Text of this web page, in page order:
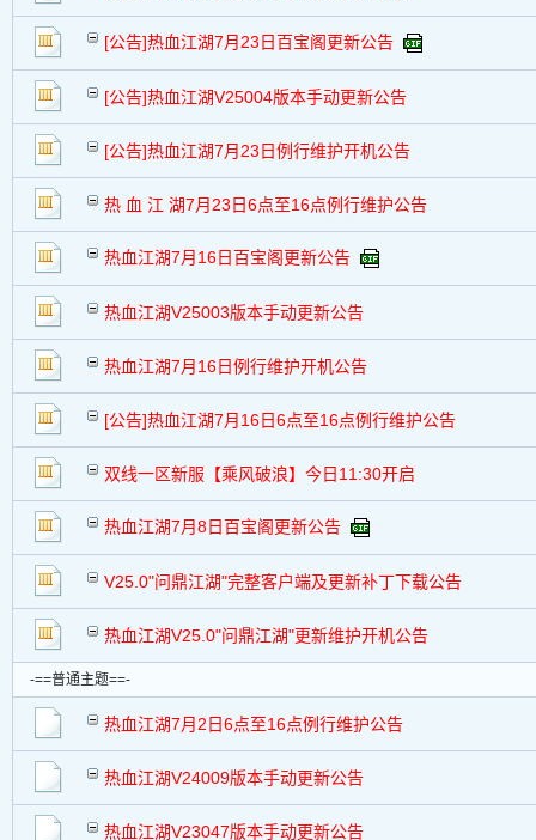
[公告]热血江湖7月23日百宝阁更新公告
[公告]热血江湖V25004版本手动更新公告
[公告]热血江湖7月23日例行维护开机公告
热 血 江 湖7月23日6点至16点例行维护公告
热血江湖7月16日百宝阁更新公告
热血江湖V25003版本手动更新公告
热血江湖7月16日例行维护开机公告
[公告]热血江湖7月16日6点至16点例行维护公告
双线一区新服【乘风破浪】今日11:30开启
热血江湖7月8日百宝阁更新公告
V25.0"问鼎江湖"完整客户端及更新补丁下载公告
热血江湖V25.0"问鼎江湖"更新维护开机公告
-==普通主题==-
热血江湖7月2日6点至16点例行维护公告
热血江湖V24009版本手动更新公告
热血江湖V23047版本手动更新公告